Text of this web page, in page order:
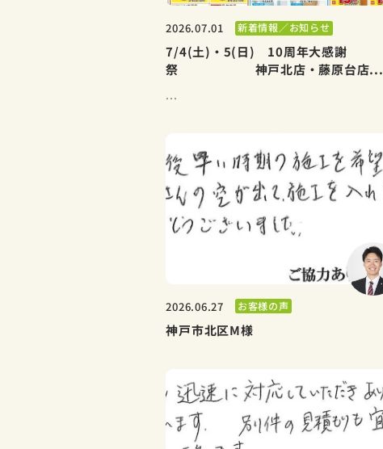
2026.07.01 新着情報／お知らせ
7/4(土)・5(日) 10周年大感謝
祭 神戸北店・藤原台店...
...
2026.06.27 お客様の声
神戸市北区M様